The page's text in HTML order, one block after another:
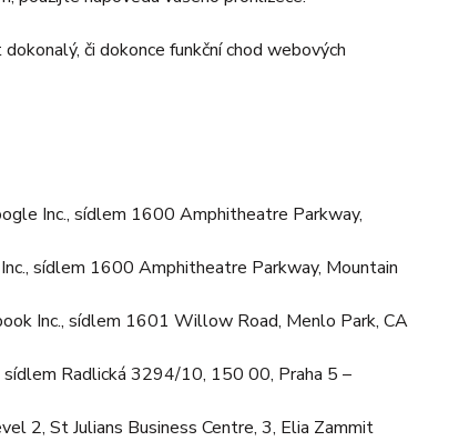
či dokonce funkční chod webových
Inc., sídlem 1600 Amphitheatre Parkway,
sídlem 1600 Amphitheatre Parkway, Mountain
Inc., sídlem 1601 Willow Road, Menlo Park, CA
Radlická 3294/10, 150 00, Praha 5 –
2, St Julians Business Centre, 3, Elia Zammit